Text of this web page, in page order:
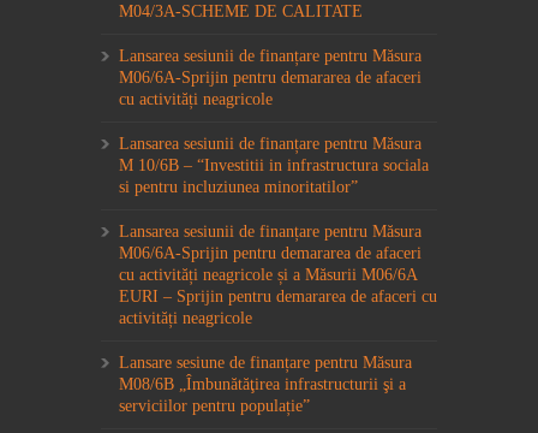
M04/3A-SCHEME DE CALITATE
Lansarea sesiunii de finanțare pentru Măsura
M06/6A-Sprijin pentru demararea de afaceri
cu activități neagricole
Lansarea sesiunii de finanțare pentru Măsura
M 10/6B – “Investitii in infrastructura sociala
si pentru incluziunea minoritatilor”
Lansarea sesiunii de finanțare pentru Măsura
M06/6A-Sprijin pentru demararea de afaceri
cu activități neagricole și a Măsurii M06/6A
EURI – Sprijin pentru demararea de afaceri cu
activități neagricole
Lansare sesiune de finanțare pentru Măsura
M08/6B „Îmbunătăţirea infrastructurii şi a
serviciilor pentru populație”